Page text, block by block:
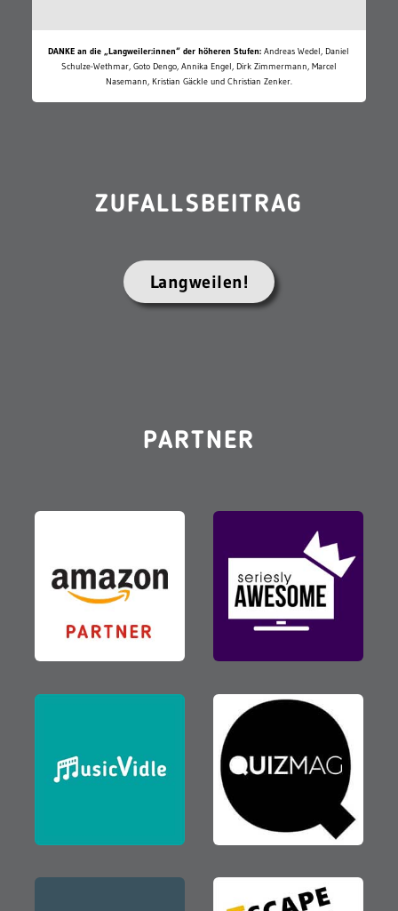
DANKE an die „Langweiler:innen“ der höheren Stufen: Andreas Wedel, Daniel
Schulze-Wethmar, Goto Dengo, Annika Engel, Dirk Zimmermann, Marcel
Nasemann, Kristian Gäckle und Christian Zenker.
ZUFALLSBEITRAG
Langweilen!
PARTNER